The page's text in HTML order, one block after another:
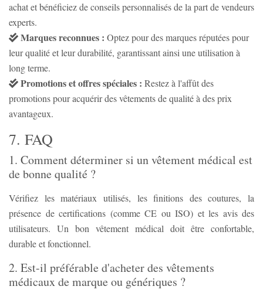
achat et bénéficiez de conseils personnalisés de la part de vendeurs
experts.
Marques reconnues : Optez pour des marques réputées pour
leur qualité et leur durabilité, garantissant ainsi une utilisation à
long terme.
Promotions et offres spéciales : Restez à l'affût des
promotions pour acquérir des vêtements de qualité à des prix
avantageux.
7. FAQ
1. Comment déterminer si un vêtement médical est
de bonne qualité ?
Vérifiez les matériaux utilisés, les finitions des coutures, la
présence de certifications (comme CE ou ISO) et les avis des
utilisateurs. Un bon vêtement médical doit être confortable,
durable et fonctionnel.
2. Est-il préférable d'acheter des vêtements
médicaux de marque ou génériques ?